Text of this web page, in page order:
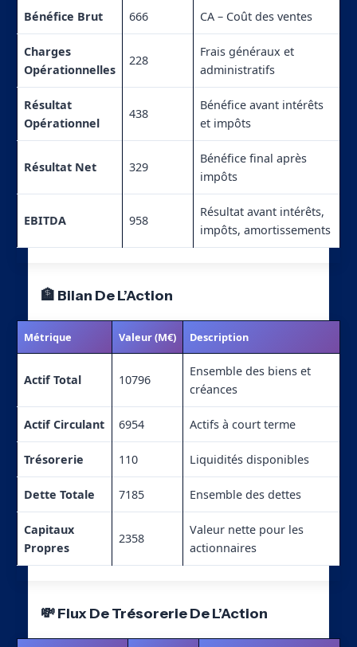
Bénéfice Brut 666 CA – Coût des ventes
Charges
Opérationnelles
228
Frais généraux et
administratifs
Résultat
Opérationnel
438
Bénéfice avant intérêts
et impôts
Résultat Net 329
Bénéfice final après
impôts
EBITDA 958
Résultat avant intérêts,
impôts, amortissements
🏦 Bilan De L’Action
Métrique Valeur (M€) Description
Actif Total 10796
Ensemble des biens et
créances
Actif Circulant 6954 Actifs à court terme
Trésorerie 110 Liquidités disponibles
Dette Totale 7185 Ensemble des dettes
Capitaux
Propres
2358
Valeur nette pour les
actionnaires
💸 Flux De Trésorerie De L’Action